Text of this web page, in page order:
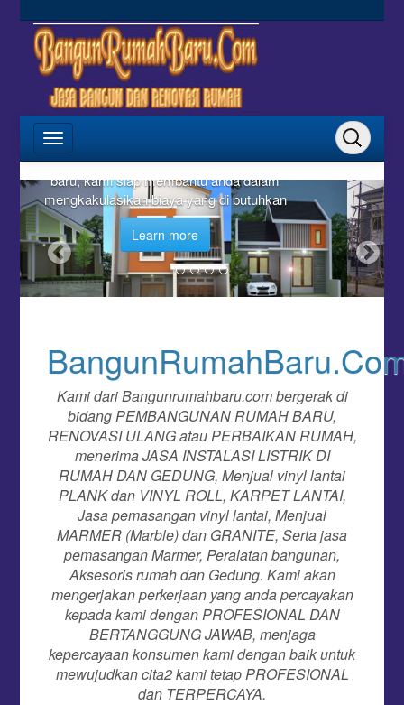
Menerima jasa Renovasi rumah dan
perbaikan dari berbagai macam kerusakan
yang terjadi di rumah anda
Learn more
Kami dari Bangunrumahbaru.com bergerak di
bidang PEMBANGUNAN RUMAH BARU,
RENOVASI ULANG atau PERBAIKAN RUMAH,
menerima JASA INSTALASI LISTRIK DI
RUMAH DAN GEDUNG, Menjual vinyl lantai
PLANK dan VINYL ROLL, KARPET LANTAI,
Jasa pemasangan vinyl lantai, Menjual
MARMER (Marble) dan GRANITE, Serta jasa
pemasangan Marmer, Peralatan bangunan,
Aksesoris rumah dan Gedung. Kami akan
mengerjakan perkerjaan yang anda percayakan
kepada kami dengan PROFESIONAL DAN
BERTANGGUNG JAWAB, menjaga
kepercayaan konsumen kami dengan baik untuk
mewujudkan cita2 kami tetap PROFESIONAL
dan TERPERCAYA.